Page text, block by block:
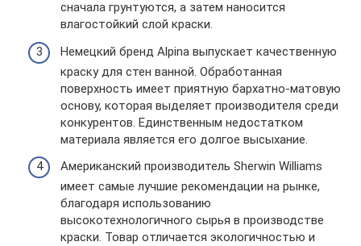
сначала грунтуются, а затем наносится
влагостойкий слой краски.
Немецкий бренд Alpina выпускает качественную
краску для стен ванной. Обработанная
поверхность имеет приятную бархатно-матовую
основу, которая выделяет производителя среди
конкурентов. Единственным недостатком
материала является его долгое высыхание.
Американский производитель Sherwin Williams
имеет самые лучшие рекомендации на рынке,
благодаря использованию
высокотехнологичного сырья в производстве
краски. Товар отличается экологичностью и